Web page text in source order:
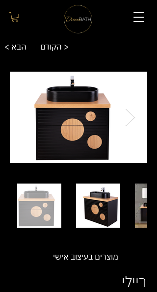
< הבא הקודם >
מוצרים בעיצוב אישי
ריילי